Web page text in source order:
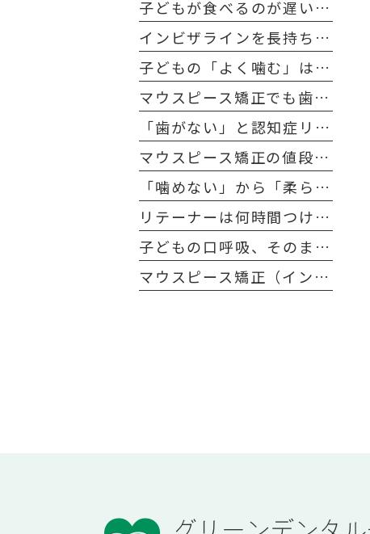
子どもが食べるのが遅いのはなぜ？ 実は“口腔機能発達不全症”かもしれません
インビザラインを長持ちさせる！ マウスピースの正しい洗い方とNGな洗浄方法
子どもの「よく噛む」は何回が目安？ 咀嚼のメリットと口腔機能発達不全症への好影響
マウスピース矯正でも歯を抜くの？ 抜歯矯正・非抜歯矯正の違いについて
「歯がない」と認知症リスクが上がる？ 噛むこと（咀嚼）との深い関係
マウスピース矯正の値段が高い？ 費用の仕組みと内訳を解説
「噛めない」から「柔らかい」食事は危険？ 食習慣の偏りが招く高齢者の口腔機能低下と対策
リテーナーは何時間つける？ 保定期間の目安と矯正後の後戻りを防ぐポイント
子どもの口呼吸、そのまま放置しても大丈夫？治し方とデメリットを解説
マウスピース矯正（インビザライン）は医療費控除の対象？費用が一部戻ってくるって本当？